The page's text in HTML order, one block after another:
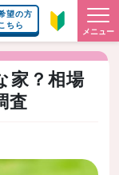
望の方
ちら
メニュー
家？相場
査